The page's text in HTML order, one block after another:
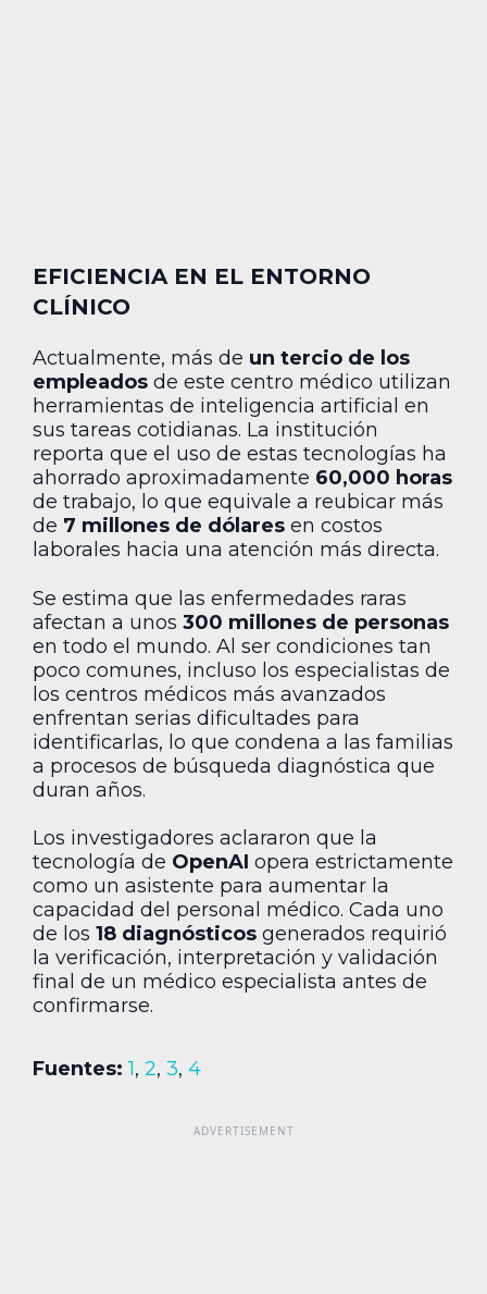
EFICIENCIA EN EL ENTORNO
CLÍNICO
Actualmente, más de un tercio de los
empleados de este centro médico utilizan
herramientas de inteligencia artificial en
sus tareas cotidianas. La institución
reporta que el uso de estas tecnologías ha
ahorrado aproximadamente 60,000 horas
de trabajo, lo que equivale a reubicar más
de 7 millones de dólares en costos
laborales hacia una atención más directa.
Se estima que las enfermedades raras
afectan a unos 300 millones de personas
en todo el mundo. Al ser condiciones tan
poco comunes, incluso los especialistas de
los centros médicos más avanzados
enfrentan serias dificultades para
identificarlas, lo que condena a las familias
a procesos de búsqueda diagnóstica que
duran años.
Los investigadores aclararon que la
tecnología de OpenAI opera estrictamente
como un asistente para aumentar la
capacidad del personal médico. Cada uno
de los 18 diagnósticos generados requirió
la verificación, interpretación y validación
final de un médico especialista antes de
confirmarse.
Fuentes: 1, 2, 3, 4